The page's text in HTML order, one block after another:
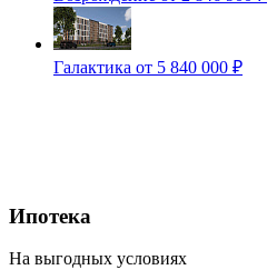
Галактика от 5 840 000 ₽
Ипотека
На выгодных условиях